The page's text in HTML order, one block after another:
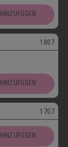
HINZUFÜGEN
1807
HINZUFÜGEN
1707
HINZUFÜGEN